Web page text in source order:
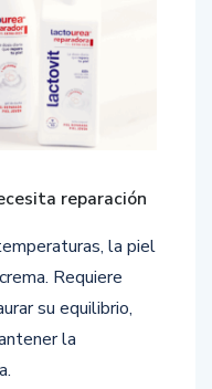
reparación
la piel
Requiere
su equilibrio,
la